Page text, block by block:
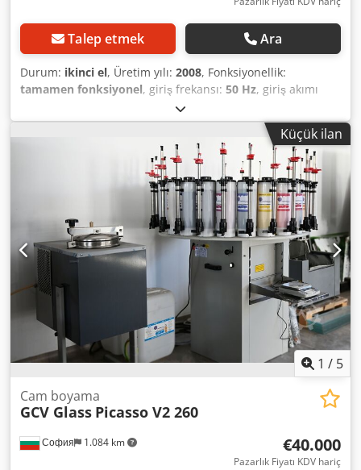
karıştırıcı.Talep etmek Ara
Durum: ikinci el, Üretim yılı: 2008, Fonksiyonellik:
tamamen fonksiyonel, giriş frekansı: 50 Hz, giriş akımı
400 V, basınç:
taşlama ve parlatma makinesi. Mükemmel çalışma
durumunda! 8 disk Dkedpfezn Nriex Alior Cam kalınlığı: 3 -
35 mm Minimum cam boyutu: 40x40 mm Hız: 0,5 - 5
m/dak. Güç: 19,5 kW Elektrik beslemesi: 400V Makine
mükemmel teknik durumda olup, önceden görüşülerek
yerinde incelenebilir, test edilebilir ve satın alınabilir.
Küçük ilan
1 / 5
София 1.084 km
Cam boyama
GCV Glass Picasso V2 260
€40.000
Pazarlık Fiyatı KDV hariç